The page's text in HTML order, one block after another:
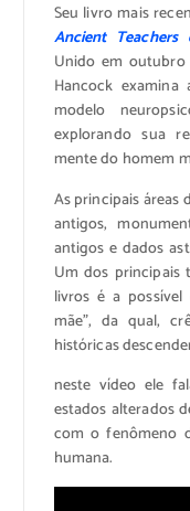
Seu livro mais
Ancient
Unido em outubro
Hancock
modelo
explorando sua
mente do homem
As principais áreas
antigos,
antigos e dados
Um dos principais
livros é a
mãe”, da qual,
históricas
neste vídeo ele
estados alterados
com o fenômeno
humana.